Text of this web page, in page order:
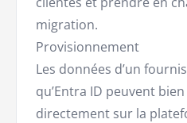
migration.
Provisionnement
Les données d’un
qu’Entra ID peuvent
directement sur la